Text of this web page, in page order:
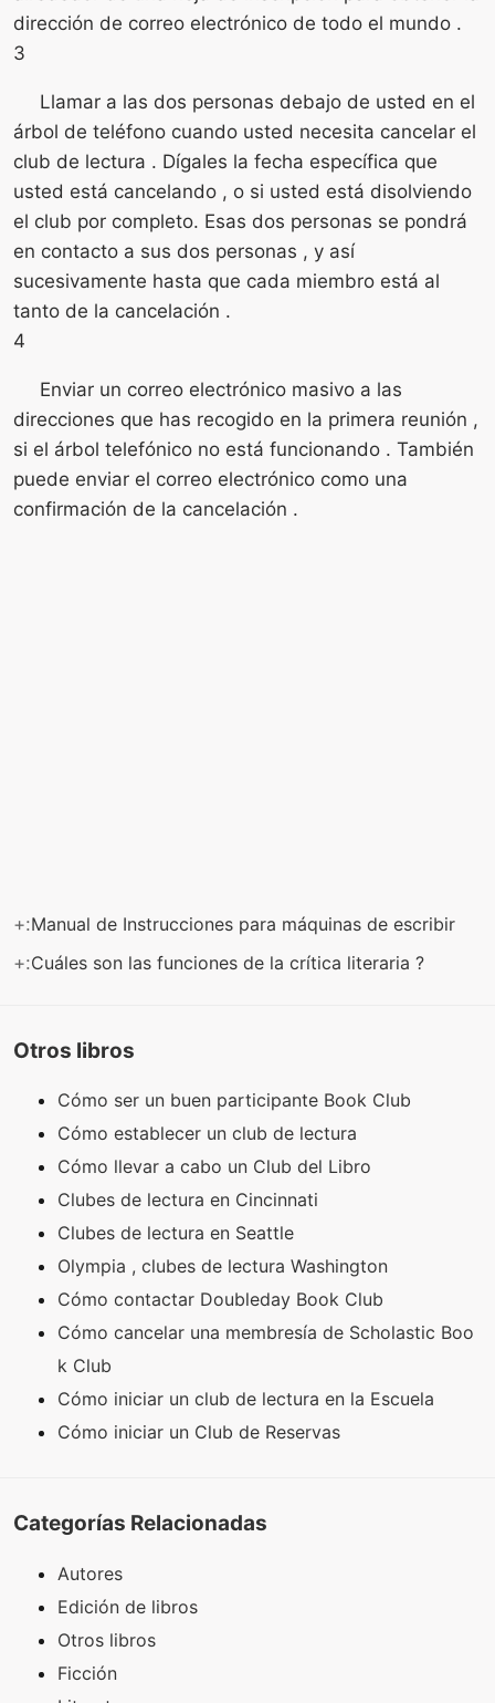
dirección de correo electrónico de todo el mundo .
3
Llamar a las dos personas debajo de usted en el
árbol de teléfono cuando usted necesita cancelar el
club de lectura . Dígales la fecha específica que
usted está cancelando , o si usted está disolviendo
el club por completo. Esas dos personas se pondrá
en contacto a sus dos personas , y así
sucesivamente hasta que cada miembro está al
tanto de la cancelación .
4
Enviar un correo electrónico masivo a las
direcciones que has recogido en la primera reunión ,
si el árbol telefónico no está funcionando . También
puede enviar el correo electrónico como una
confirmación de la cancelación .
+:Manual de Instrucciones para máquinas de escribir
+:Cuáles son las funciones de la crítica literaria ?
Otros libros
Cómo ser un buen participante Book Club
Cómo establecer un club de lectura
Cómo llevar a cabo un Club del Libro
Clubes de lectura en Cincinnati
Clubes de lectura en Seattle
Olympia , clubes de lectura Washington
Cómo contactar Doubleday Book Club
Cómo cancelar una membresía de Scholastic Boo
k Club
Cómo iniciar un club de lectura en la Escuela
Cómo iniciar un Club de Reservas
Categorías Relacionadas
Autores
Edición de libros
Otros libros
Ficción